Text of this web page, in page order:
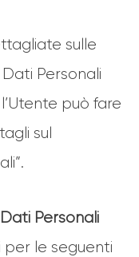
sulle
Personali
può fare
sul
Personali
per le seguenti